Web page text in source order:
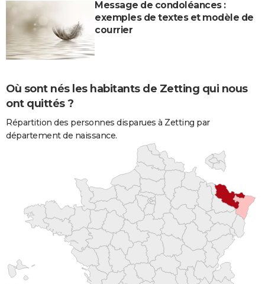
Message de condoléances :
exemples de textes et modèle de
courrier
Où sont nés les habitants de Zetting qui nous
ont quittés ?
Répartition des personnes disparues à Zetting par
département de naissance.